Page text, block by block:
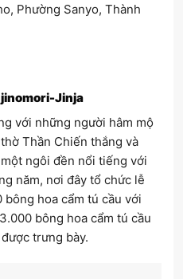
Phường Sanyo, Thành
Jinja
với những người hâm mộ
Thần Chiến thắng và
ngôi đền nổi tiếng với
năm, nơi đây tổ chức lễ
bông hoa cẩm tú cầu với
bông hoa cẩm tú cầu
trưng bày.